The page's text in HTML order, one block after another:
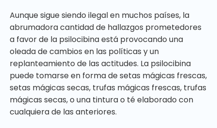
Aunque sigue siendo ilegal en muchos países, la
abrumadora cantidad de hallazgos prometedores
a favor de la psilocibina está provocando una
oleada de cambios en las políticas y un
replanteamiento de las actitudes. La psilocibina
puede tomarse en forma de setas mágicas frescas,
setas mágicas secas, trufas mágicas frescas, trufas
mágicas secas, o una tintura o té elaborado con
cualquiera de las anteriores.